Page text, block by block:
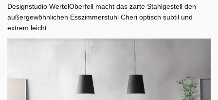
Designstudio WertelOberfell macht das zarte Stahlgestell den
außergewöhnlichen Esszimmerstuhl Cheri optisch subtil und
extrem leicht.